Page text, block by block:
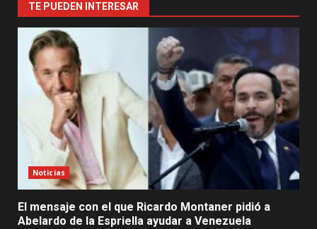
TE PUEDEN INTERESAR
Noticias
El mensaje con el que Ricardo Montaner pidió a
Abelardo de la Espriella ayudar a Venezuela